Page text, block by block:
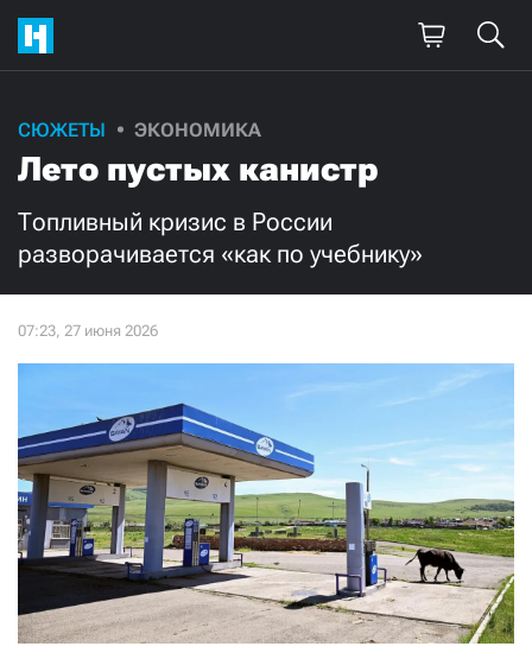
СЮЖЕТЫ ЭКОНОМИКА
Лето пустых канистр
Топливный кризис в России
разворачивается «как по учебнику»
Поддержите
нашу работу!
Ежемесячно
Нажимая кнопку «Стать соучастником»,
я принимаю условия и подтверждаю свое гражданство РФ
СТАТЬ СОУЧАСТНИКОМ
ПОДЕЛИТЬСЯ С ДРУЗЬЯМИ
Если у вас есть вопросы, пишите donate@novayagazeta.ru
или
звоните: